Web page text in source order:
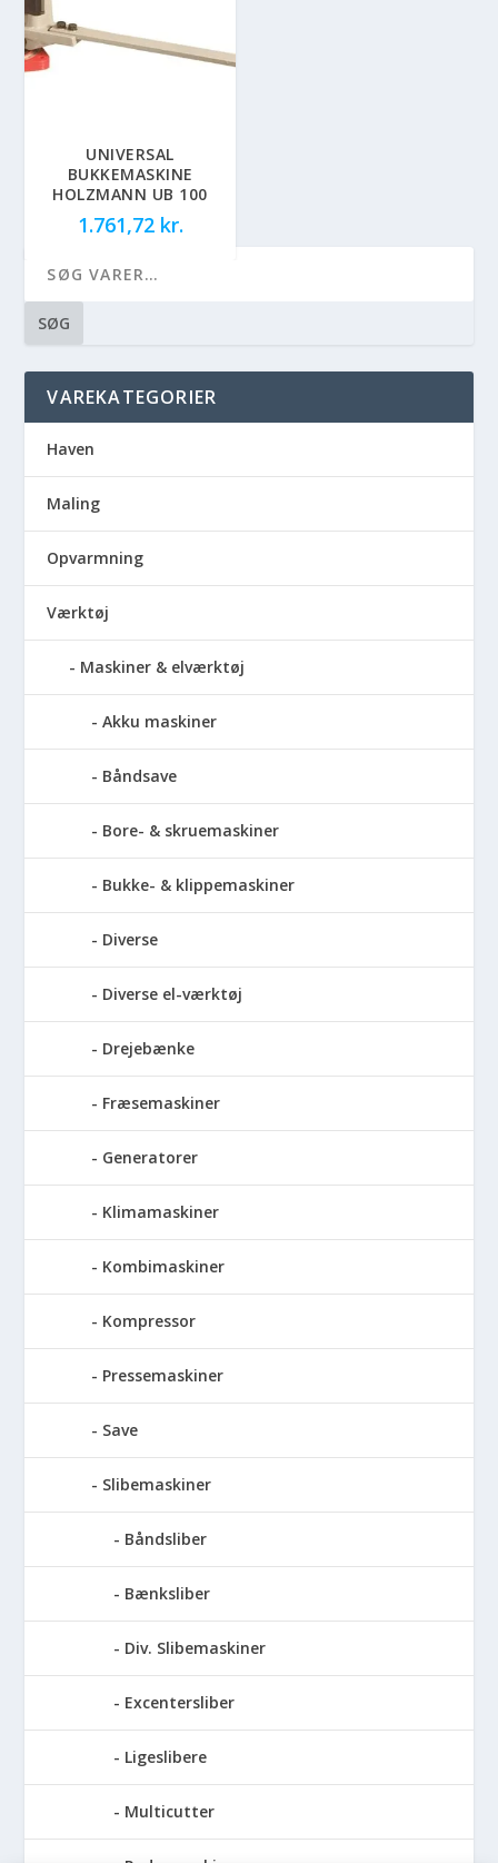
UNIVERSAL
BUKKEMASKINE
HOLZMANN UB 100
1.761,72 kr.
SØG
VAREKATEGORIER
Haven
Maling
Opvarmning
Værktøj
Maskiner & elværktøj
Akku maskiner
Båndsave
Bore- & skruemaskiner
Bukke- & klippemaskiner
Diverse
Diverse el-værktøj
Drejebænke
Fræsemaskiner
Generatorer
Klimamaskiner
Kombimaskiner
Kompressor
Pressemaskiner
Save
Slibemaskiner
Båndsliber
Bænksliber
Div. Slibemaskiner
Excentersliber
Ligeslibere
Multicutter